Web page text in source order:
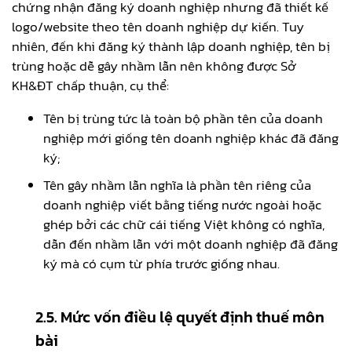
chứng nhận đăng ký doanh nghiệp nhưng đã thiết kế
logo/website theo tên doanh nghiệp dự kiến. Tuy
nhiên, đến khi đăng ký thành lập doanh nghiệp, tên bị
trùng hoặc dễ gây nhầm lẫn nên không được Sở
KH&ĐT chấp thuận, cụ thể:
Tên bị trùng tức là toàn bộ phần tên của doanh
nghiệp mới giống tên doanh nghiệp khác đã đăng
ký;
Tên gây nhầm lẫn nghĩa là phần tên riêng của
doanh nghiệp viết bằng tiếng nước ngoài hoặc
ghép bởi các chữ cái tiếng Việt không có nghĩa,
dẫn đến nhầm lẫn với một doanh nghiệp đã đăng
ký mà có cụm từ phía trước giống nhau.
2.5. Mức vốn điều lệ quyết định thuế môn
bài